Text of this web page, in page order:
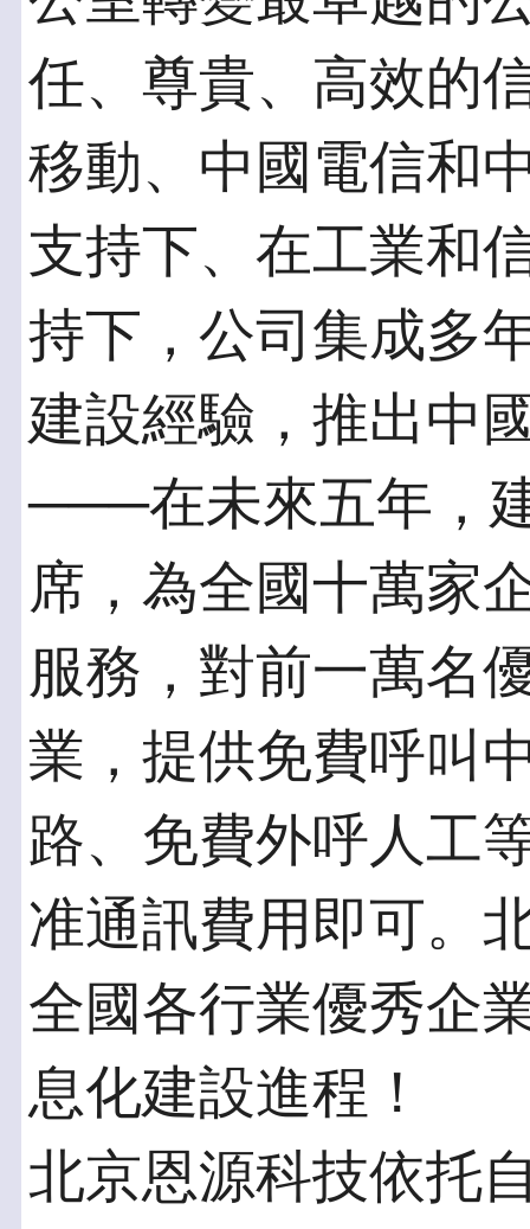
任、尊貴、高效的
移動、中國電信和
支持下、在工業和
持下，公司集成多
建設經驗，推出中
───在未來五年，
席，為全國十萬家
服務，對前一萬名
業，提供免費呼叫
路、免費外呼人工
准通訊費用即可。
全國各行業優秀企
息化建設進程！
北京恩源科技依托